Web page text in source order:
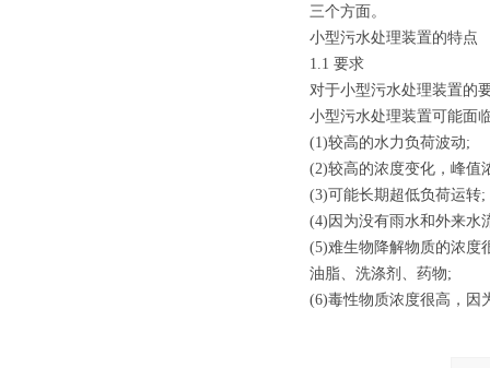
三个方面。
小型污水处理装置的特点
1.1 要求
对于小型污水处理装置的
小型污水处理装置可能面
(1)较高的水力负荷波动;
(2)较高的浓度变化，峰值
(3)可能长期超低负荷运转;
(4)因为没有雨水和外来水
(5)难生物降解物质的浓度
油脂、洗涤剂、药物;
(6)毒性物质浓度很高，因